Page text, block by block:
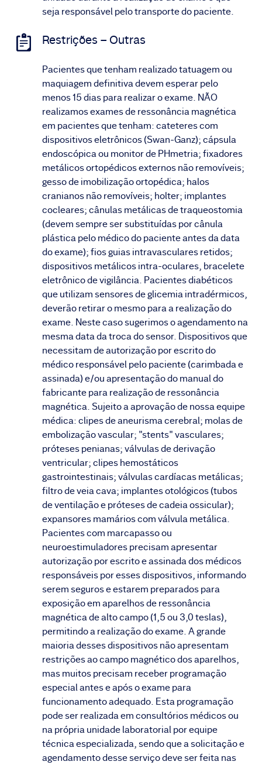
seja responsável pelo transporte do paciente.
Restrições – Outras
Pacientes que tenham realizado tatuagem ou
maquiagem definitiva devem esperar pelo
menos 15 dias para realizar o exame. NÃO
realizamos exames de ressonância magnética
em pacientes que tenham: cateteres com
dispositivos eletrônicos (Swan-Ganz); cápsula
endoscópica ou monitor de PHmetria; fixadores
metálicos ortopédicos externos não removíveis;
gesso de imobilização ortopédica; halos
cranianos não removíveis; holter; implantes
cocleares; cânulas metálicas de traqueostomia
(devem sempre ser substituídas por cânula
plástica pelo médico do paciente antes da data
do exame); fios guias intravasculares retidos;
dispositivos metálicos intra-oculares, bracelete
eletrônico de vigilância. Pacientes diabéticos
que utilizam sensores de glicemia intradérmicos,
deverão retirar o mesmo para a realização do
exame. Neste caso sugerimos o agendamento na
mesma data da troca do sensor. Dispositivos que
necessitam de autorização por escrito do
médico responsável pelo paciente (carimbada e
assinada) e/ou apresentação do manual do
fabricante para realização de ressonância
magnética. Sujeito a aprovação de nossa equipe
médica: clipes de aneurisma cerebral; molas de
embolização vascular; "stents" vasculares;
próteses penianas; válvulas de derivação
ventricular; clipes hemostáticos
gastrointestinais; válvulas cardíacas metálicas;
filtro de veia cava; implantes otológicos (tubos
de ventilação e próteses de cadeia ossicular);
expansores mamários com válvula metálica.
Pacientes com marcapasso ou
neuroestimuladores precisam apresentar
autorização por escrito e assinada dos médicos
responsáveis por esses dispositivos, informando
serem seguros e estarem preparados para
exposição em aparelhos de ressonância
magnética de alto campo (1,5 ou 3,0 teslas),
permitindo a realização do exame. A grande
maioria desses dispositivos não apresentam
restrições ao campo magnético dos aparelhos,
mas muitos precisam receber programação
especial antes e após o exame para
funcionamento adequado. Esta programação
pode ser realizada em consultórios médicos ou
na própria unidade laboratorial por equipe
técnica especializada, sendo que a solicitação e
agendamento desse serviço deve ser feita nas